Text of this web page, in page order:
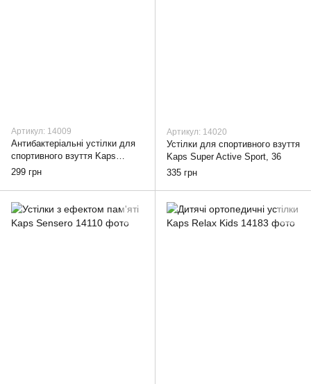
Артикул: 14009
Антибактеріальні устілки для
спортивного взуття Kaps
Poliyou, 36
299 грн
Артикул: 14020
Устілки для спортивного взуття
Kaps Super Active Sport, 36
335 грн